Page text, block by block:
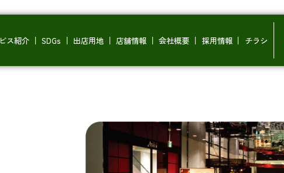
ス紹介 SDGs 出店用地 店舗情報 会社概要 採用情報 チラシ